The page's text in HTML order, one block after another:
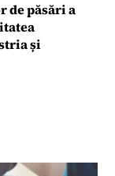
de păsări a
și